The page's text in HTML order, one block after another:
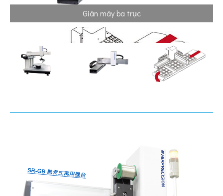
Giàn máy ba trục
Sử dụng băng tải